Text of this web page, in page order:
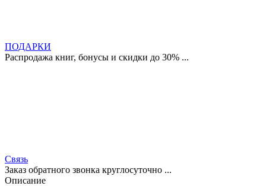
ПОДАРКИ
Распродажа книг, бонусы и скидки до 30% ...
Связь
Заказ обратного звонка круглосуточно ...
Описание